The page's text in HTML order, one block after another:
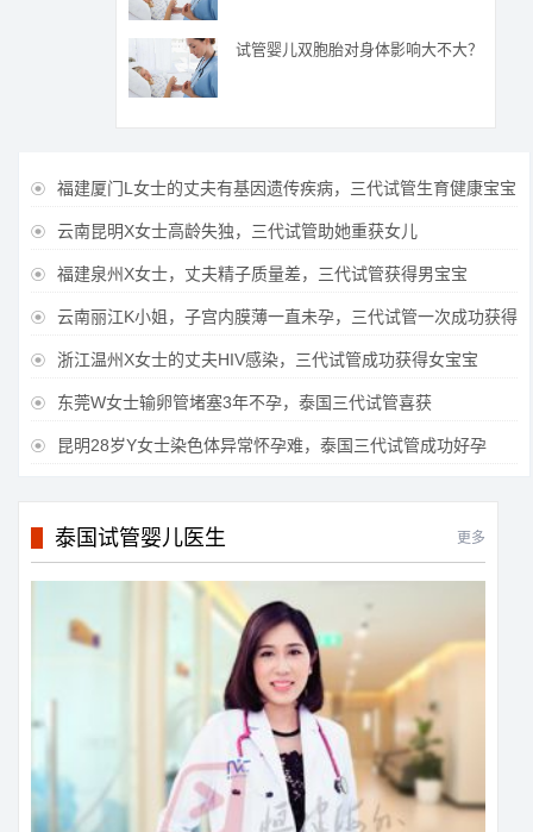
试管婴儿双胞胎对身体影响大不大？
 福建厦门L女士的丈夫有基因遗传疾病，三代试管生育健康宝宝
 云南昆明X女士高龄失独，三代试管助她重获女儿
 福建泉州X女士，丈夫精子质量差，三代试管获得男宝宝
 云南丽江K小姐，子宫内膜薄一直未孕，三代试管一次成功获得
 浙江温州X女士的丈夫HIV感染，三代试管成功获得女宝宝
 东莞W女士输卵管堵塞3年不孕，泰国三代试管喜获
 昆明28岁Y女士染色体异常怀孕难，泰国三代试管成功好孕
泰国试管婴儿医生 更多